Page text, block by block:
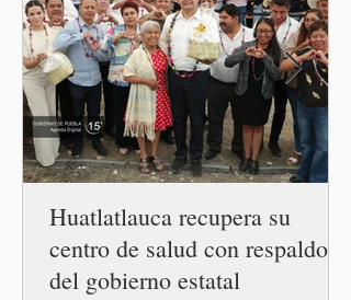
Unidos. Durante la
conferencia matutina en
Palacio Nacional, el
funcionario informó que en
el país únicamente se han
confirmado 33 casos de esta
enferme
Huatlatlauca recupera su
centro de salud con respaldo
del gobierno estatal